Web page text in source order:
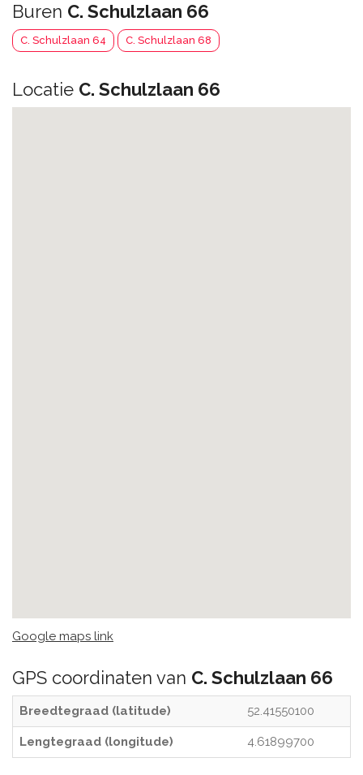
Buren C. Schulzlaan 66
C. Schulzlaan 64 C. Schulzlaan 68
Locatie C. Schulzlaan 66
Google maps link
GPS coordinaten van C. Schulzlaan 66
Breedtegraad (latitude) 52.41550100
Lengtegraad (longitude) 4.61899700